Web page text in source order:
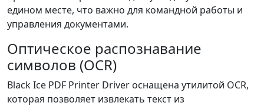
едином месте, что важно для командной работы и
управления документами.
Оптическое распознавание
символов (OCR)
Black Ice PDF Printer Driver оснащена утилитой OCR,
которая позволяет извлекать текст из